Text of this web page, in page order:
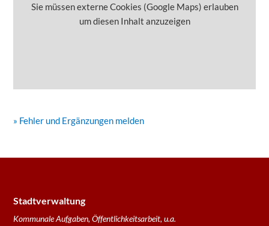
Sie müssen externe Cookies (Google Maps) erlauben
um diesen Inhalt anzuzeigen
» Fehler und Ergänzungen melden
Stadtverwaltung
Kommunale Aufgaben, Öffentlichkeitsarbeit, u.a.